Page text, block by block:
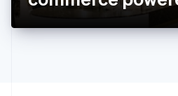
English
English